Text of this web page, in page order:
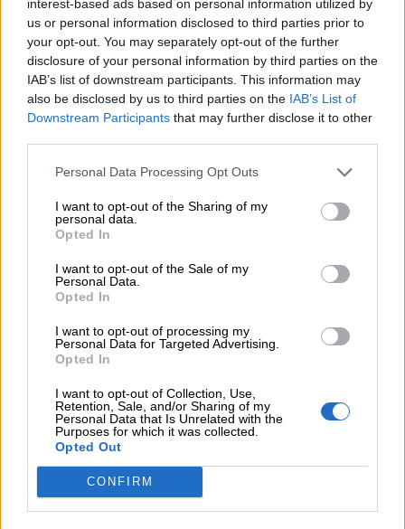
interest-based ads based on personal information utilized by
us or personal information disclosed to third parties prior to
your opt-out. You may separately opt-out of the further
disclosure of your personal information by third parties on the
IAB’s list of downstream participants. This information may
also be disclosed by us to third parties on the IAB’s List of
Downstream Participants that may further disclose it to other
Personal Data Processing Opt Outs
I want to opt-out of the Sharing of my
personal data.
Opted In
I want to opt-out of the Sale of my
Personal Data.
Opted In
I want to opt-out of processing my
Personal Data for Targeted Advertising.
Opted In
I want to opt-out of Collection, Use,
Retention, Sale, and/or Sharing of my
Personal Data that Is Unrelated with the
Purposes for which it was collected.
Opted Out
CONFIRM
06.08.2026 - 09:15
Στέλιος Λιανός – INTERAMERICAN / Αθηναϊκή Γενική Κλινική
06.08.2026 - 08:40
Η γαλλική «ψήφος» στο «καλώδιο» και τα συμφέροντα, οι
ελληνικές τράπεζες «πρωταθλήτριες» στα δάνεια, νέο deal
Randy Schekman, Νομπελίστας Ιατρικής: «Σε πέντε χρόνια
μπορεί να έχουμε θεραπεία που αναστέλλει την εξέλιξη του
05.08.2026 - 12:33
Ε.Ε και παράνομη μετανάστευση: προτάσεις και δράσεις με
παρονομαστή το κοινό συμφέρον
05.08.2026 - 12:11
05.08.2026 - 11:30
Η νέα εποχή στην εκπαίδευση των ασφαλιστικών